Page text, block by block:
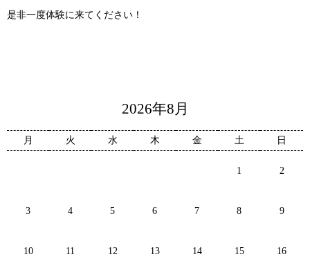
是非一度体験に来てください！
2026年8月
月 火 水 木 金 土 日
1 2
3 4 5 6 7 8 9
10 11 12 13 14 15 16